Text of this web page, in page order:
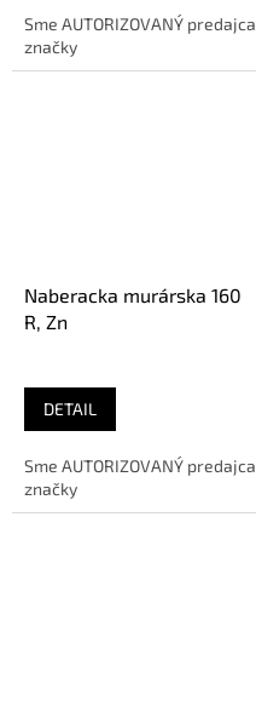
Sme AUTORIZOVANÝ predajca
značky
Naberacka murárska 160
R, Zn
DETAIL
Sme AUTORIZOVANÝ predajca
značky